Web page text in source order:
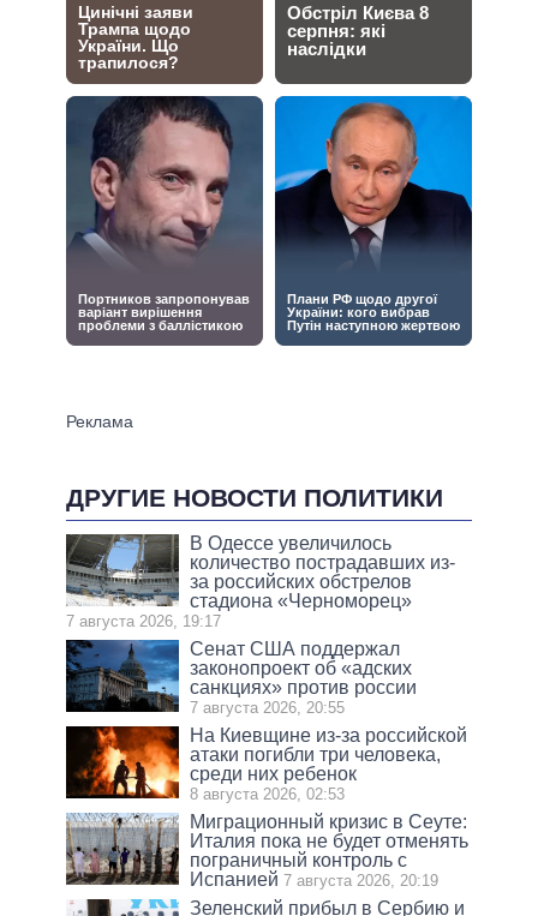
ДРУГИЕ НОВОСТИ ПОЛИТИКИ
В Одессе увеличилось
количество пострадавших из-
за российских обстрелов
стадиона «Черноморец»
7 августа 2026, 19:17
Сенат США поддержал
законопроект об «адских
санкциях» против россии
7 августа 2026, 20:55
На Киевщине из-за российской
атаки погибли три человека,
среди них ребенок
8 августа 2026, 02:53
Миграционный кризис в Сеуте:
Италия пока не будет отменять
пограничный контроль с
Испанией 7 августа 2026, 20:19
Зеленский прибыл в Сербию и